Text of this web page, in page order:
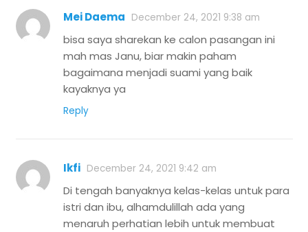
Mei Daema December 24, 2021 9:38 am
bisa saya sharekan ke calon pasangan ini
mah mas Janu, biar makin paham
bagaimana menjadi suami yang baik
kayaknya ya
Reply
Ikfi December 24, 2021 9:42 am
Di tengah banyaknya kelas-kelas untuk para
istri dan ibu, alhamdulillah ada yang
menaruh perhatian lebih untuk membuat